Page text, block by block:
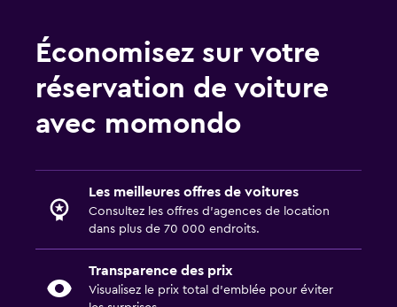
Économisez sur votre
réservation de voiture
avec momondo
Les meilleures offres de voitures
Consultez les offres d’agences de location
dans plus de 70 000 endroits.
Transparence des prix
Visualisez le prix total d’emblée pour éviter